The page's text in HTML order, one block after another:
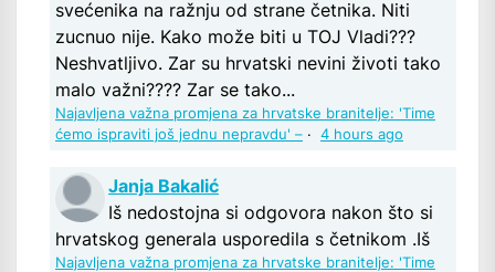
svećenika na ražnju od strane četnika. Niti
zucnuo nije. Kako može biti u TOJ Vladi???
Neshvatljivo. Zar su hrvatski nevini životi tako
malo važni???? Zar se tako...
Najavljena važna promjena za hrvatske branitelje: 'Time
ćemo ispraviti još jednu nepravdu' – · 4 hours ago
Janja Bakalić
Iš nedostojna si odgovora nakon što si
hrvatskog generala usporedila s četnikom .Iš
Najavljena važna promjena za hrvatske branitelje: 'Time